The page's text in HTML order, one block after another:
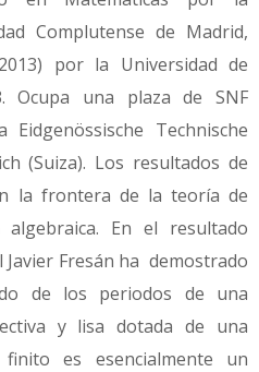
Complutense de Madrid,
por la Universidad de
Ocupa una plaza de SNF
Technische
(Suiza). Los resultados de
la frontera de la teoría de
En el resultado
Fresán ha demostrado
de los periodos de una
y lisa dotada de una
es esencialmente un